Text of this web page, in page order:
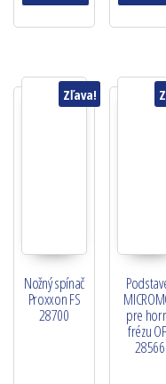
Zľava!
Nožný spínač
Proxxon FS
28700 pre
frézu
28566